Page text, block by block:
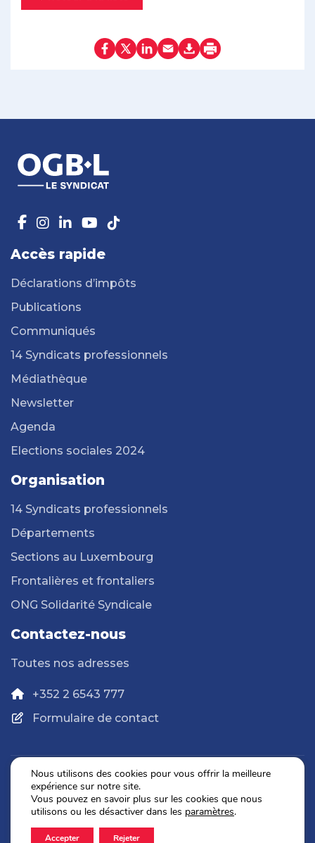
Accès rapide
Déclarations d’impôts
Publications
Communiqués
14 Syndicats professionnels
Médiathèque
Newsletter
Agenda
Elections sociales 2024
Organisation
14 Syndicats professionnels
Départements
Sections au Luxembourg
Frontalières et frontaliers
ONG Solidarité Syndicale
Contactez-nous
Toutes nos adresses
+352 2 6543 777
Formulaire de contact
Politique de confidentialité
Mentions légales
Nous utilisons des cookies pour vous offrir la meilleure
expérience sur notre site.
Vous pouvez en savoir plus sur les cookies que nous
utilisons ou les désactiver dans les paramètres.
Accepter Rejeter